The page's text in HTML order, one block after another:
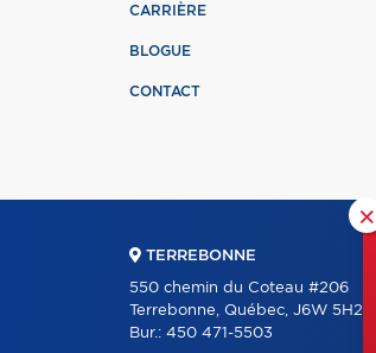
×
CARRIÈRE
BLOGUE
CONTACT
TERREBONNE
550 chemin du Coteau #206
Terrebonne, Québec, J6W 5H2
Bur.: 450 471-5503